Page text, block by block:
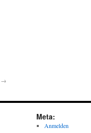
→
Meta:
Anmelden